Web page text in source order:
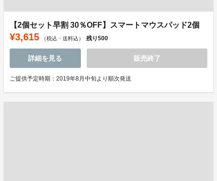
【2個セット早割 30％OFF】スマートマウスパッド2個
¥3,615 （税込・送料込） 残り500
詳細を見る 販売終了
ご提供予定時期：2019年8月中旬より順次発送